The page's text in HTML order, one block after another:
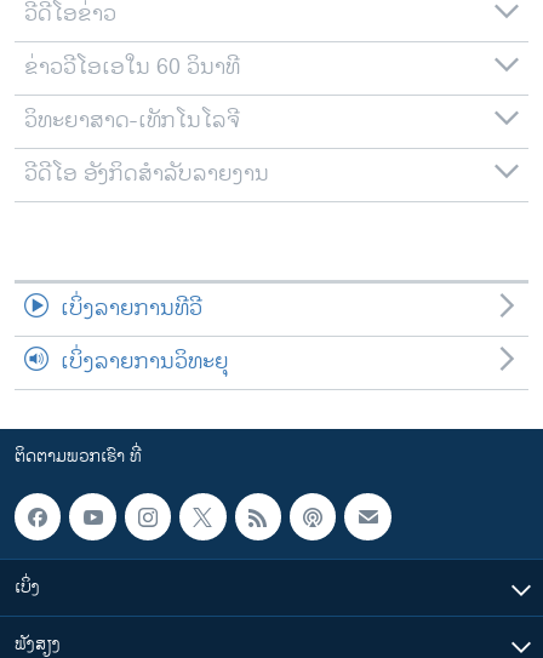
ວີດີໂອຂ່າວ
ຂ່າວວີໂອເອໃນ 60 ວິນາທີ
ວິທະຍາສາດ-ເທັກໂນໂລຈີ
ວີດີໂອ ອັງກິດສຳລັບລາຍງານ
ເບິ່ງລາຍການທີວີ
ເບິ່ງລາຍການວິທະຍຸ
ຕິດຕາມພວກເຮົາ ທີ່
ເບິ່ງ
ຟັງສຽງ